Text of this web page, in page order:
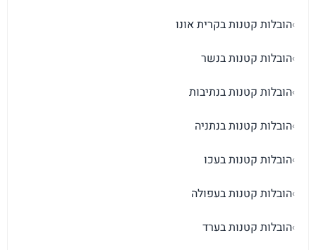
›הובלות קטנות בקרית אונו
›הובלות קטנות בנשר
›הובלות קטנות בנתיבות
›הובלות קטנות בנתניה
›הובלות קטנות בעכו
›הובלות קטנות בעפולה
›הובלות קטנות בערד